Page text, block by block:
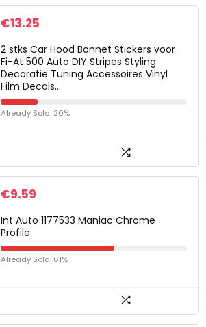
€13.25
2 stks Car Hood Bonnet Stickers voor
Fi-At 500 Auto DIY Stripes Styling
Decoratie Tuning Accessoires Vinyl
Film Decals…
Already Sold: 20%
€9.59
Int Auto 1177533 Maniac Chrome
Profile
Already Sold: 61%